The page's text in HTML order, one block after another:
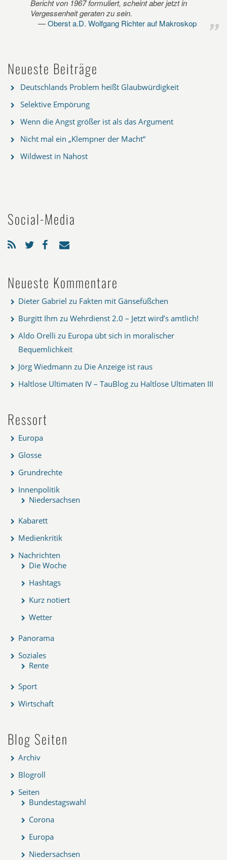
Bericht von 1967 formuliert, scheint aber jetzt in
Vergessenheit geraten zu sein.
Oberst a.D. Wolfgang Richter auf Makroskop
Neueste Beiträge
Deutschlands Problem heißt Glaubwürdigkeit
Selektive Empörung
Wenn die Angst größer ist als das Argument
Nicht mal ein „Klempner der Macht“
Wildwest in Nahost
Social-Media
Neueste Kommentare
Dieter Gabriel zu Fakten mit Gänsefüßchen
Burgitt Ihm zu Wehrdienst 2.0 – Jetzt wird’s amtlich!
Aldo Orelli zu Europa übt sich in moralischer
Bequemlichkeit
Jörg Wiedmann zu Die Anzeige ist raus
Haltlose Ultimaten IV – TauBlog zu Haltlose Ultimaten III
Ressort
Europa
Glosse
Grundrechte
Innenpolitik
Niedersachsen
Kabarett
Medienkritik
Nachrichten
Die Woche
Hashtags
Kurz notiert
Wetter
Panorama
Soziales
Rente
Sport
Wirtschaft
Blog Seiten
Archiv
Blogroll
Seiten
Bundestagswahl
Corona
Europa
Niedersachsen